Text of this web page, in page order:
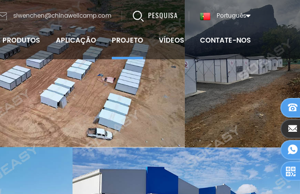
Português
PESQUISA
siwenchen@chinawellcamp.com
PRODUTOS APLICAÇÃO PROJETO VÍDEOS CONTATE-NOS